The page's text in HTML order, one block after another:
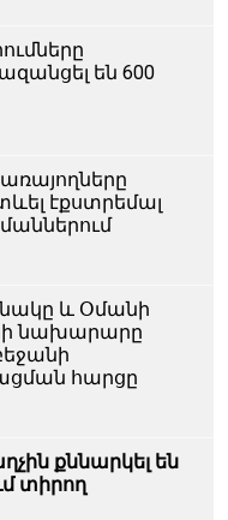
են 600
էքստրեմալ
և Օմանի
նախարարը
հարցը
քննարկել են
տիրող